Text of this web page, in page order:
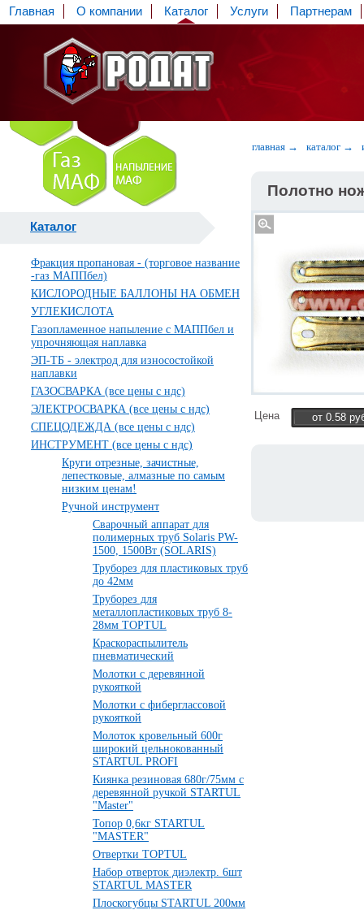
Главная О компании Каталог Услуги Партнерам
Каталог
Фракция пропановая - (торговое название
-газ МАППбел)
КИСЛОРОДНЫЕ БАЛЛОНЫ НА ОБМЕН
УГЛЕКИСЛОТА
Газопламенное напыление с МАППбел и
упрочняющая наплавка
ЭП-ТБ - электрод для износостойкой
наплавки
ГАЗОСВАРКА (все цены с ндс)
ЭЛЕКТРОСВАРКА (все цены с ндс)
СПЕЦОДЕЖДА (все цены с ндс)
ИНСТРУМЕНТ (все цены с ндс)
Круги отрезные, зачистные,
лепестковые, алмазные по самым
низким ценам!
Ручной инструмент
Сварочный аппарат для
полимерных труб Solaris PW-
1500, 1500Вт (SOLARIS)
Труборез для пластиковых труб
до 42мм
Труборез для
металлопластиковых труб 8-
28мм TOPTUL
Краскораспылитель
пневматический
Молотки с деревянной
рукояткой
Молотки с фиберглассовой
рукояткой
Молоток кровельный 600г
широкий цельнокованный
STARTUL PROFI
Киянка резиновая 680г/75мм с
деревянной ручкой STARTUL
"Master"
Топор 0,6кг STARTUL
"MASTER"
Отвертки TOPTUL
Набор отверток диэлектр. 6шт
STARTUL MASTER
Плоскогубцы STARTUL 200мм
главная → каталог →
Полотно
Цена от 0.58